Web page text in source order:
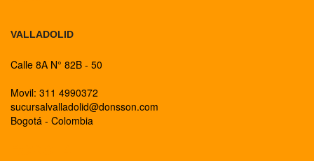
VALLADOLID
Calle 8A N° 82B - 50
Movil: 311 4990372
sucursalvalladolid@donsson.com
Bogotá - Colombia